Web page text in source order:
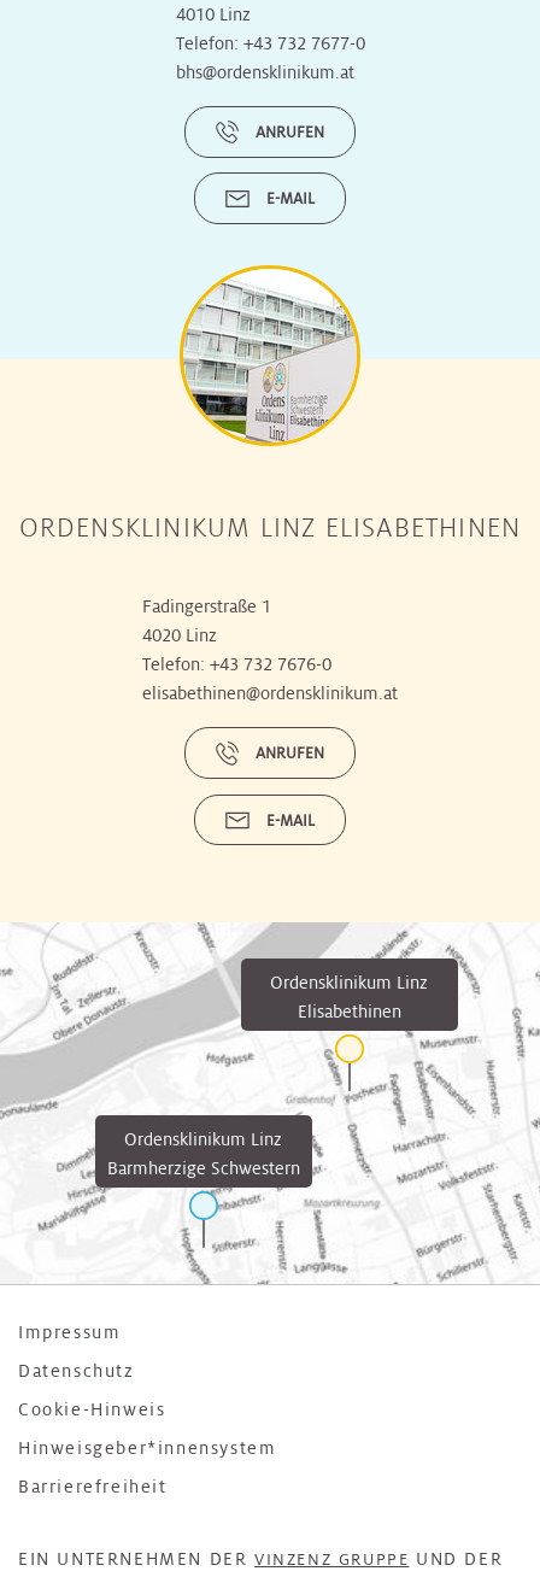
4010 Linz
Telefon: +43 732 7677-0
bhs@ordensklinikum.at
ANRUFEN
E-MAIL
ORDENSKLINIKUM LINZ ELISABETHINEN
Fadingerstraße 1
4020 Linz
Telefon: +43 732 7676-0
elisabethinen@ordensklinikum.at
ANRUFEN
E-MAIL
Ordensklinikum Linz
Barmherzige Schwestern
Ordensklinikum Linz
Elisabethinen
Impressum
Datenschutz
Cookie-Hinweis
Hinweisgeber*innensystem
Barrierefreiheit
EIN UNTERNEHMEN DER VINZENZ GRUPPE UND DER